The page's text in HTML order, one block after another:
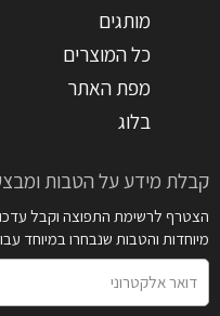
מותגים
כל המוצרים
מפת האתר
בלוג
קבלת מידע על הטבות
הצטרף לרשימת התפוצה וקבל
מיוחדות והטבות שנבחרו במיוחד
אלקטרוני